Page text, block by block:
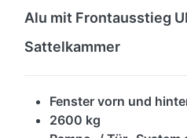
Alu mit Frontausstieg
Sattelkammer
Fenster vorn und
2600 kg